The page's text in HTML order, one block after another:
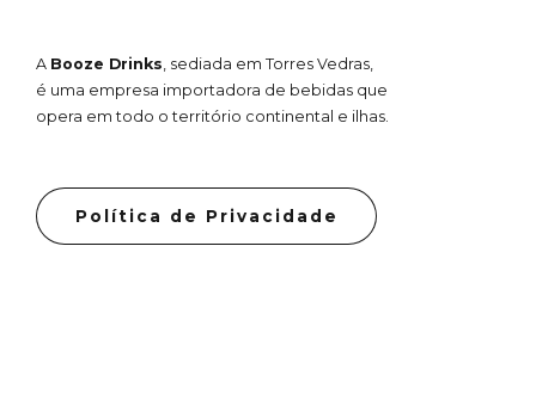
A Booze Drinks, sediada em Torres Vedras,
é uma empresa importadora de bebidas que
opera em todo o território continental e ilhas.
Política de Privacidade